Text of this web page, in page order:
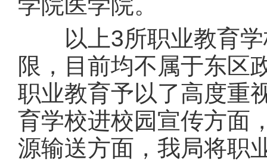
以上3所职业教育学
限，目前均不属于东区
职业教育予以了高度重
育学校进校园宣传方面
源输送方面，我局将职